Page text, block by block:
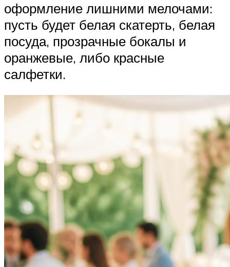
оформление лишними мелочами:
пусть будет белая скатерть, белая
посуда, прозрачные бокалы и
оранжевые, либо красные
салфетки.